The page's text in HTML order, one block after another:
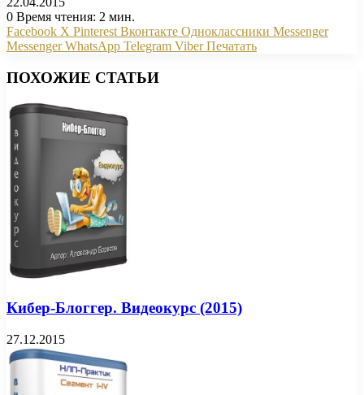
0 Время чтения: 2 мин.
Facebook X Pinterest Вконтакте Одноклассники Messenger
Messenger WhatsApp Telegram Viber Печатать
ПОХОЖИЕ СТАТЬИ
Кибер-Блоггер. Видеокурс (2015)
27.12.2015